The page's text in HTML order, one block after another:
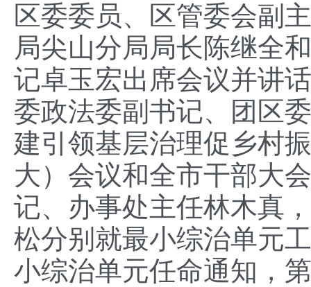
区委委员、区管委会副
局尖山分局局长陈继全
记卓玉宏出席会议并讲
委政法委副书记、团区
建引领基层治理促乡村
大）会议和全市干部大
记、办事处主任林木真
松分别就最小综治单元
小综治单元任命通知，